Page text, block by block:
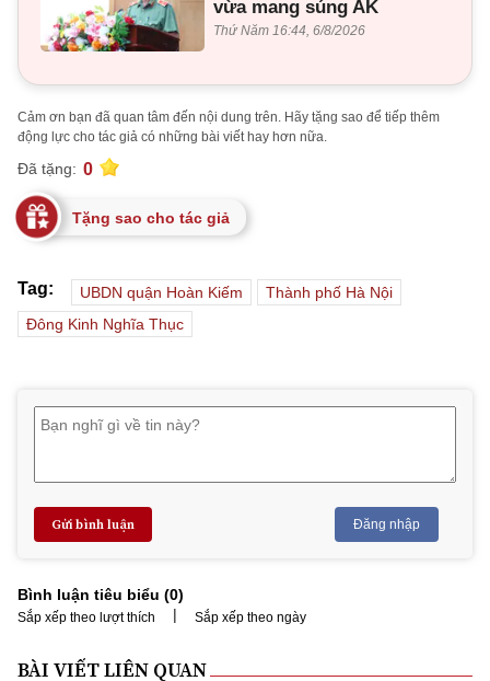
vừa mang súng AK
Thứ Năm 16:44, 6/8/2026
Cảm ơn bạn đã quan tâm đến nội dung trên. Hãy tặng sao để tiếp thêm
động lực cho tác giả có những bài viết hay hơn nữa.
Đã tặng: 0
Tặng sao cho tác giả
Tag: UBDN quận Hoàn Kiếm
Thành phố Hà Nội
Đông Kinh Nghĩa Thục
Gửi bình luận Đăng nhập
Bình luận tiêu biểu (0)
Sắp xếp theo lượt thích | Sắp xếp theo ngày
BÀI VIẾT LIÊN QUAN